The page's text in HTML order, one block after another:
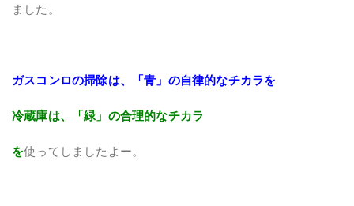
ました。
ガスコンロの掃除は、「青」の自律的なチカラを
冷蔵庫は、「緑」の合理的なチカラ
を使ってしましたよー。